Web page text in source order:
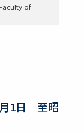
of
1日 至昭